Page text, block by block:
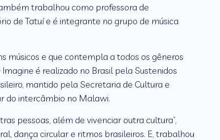
trabalhou como professora de
de Tatuí e é integrante no grupo de música
músicos e que contempla a todos os gêneros
é realizado no Brasil pela Sustenidos
mantido pela Secretaria de Cultura e
do intercâmbio no Malawi.
pessoas, além de vivenciar outra cultura”,
dança circular e ritmos brasileiros. E, trabalhou